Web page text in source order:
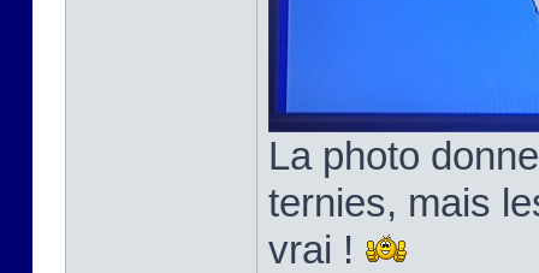
La photo
ternies, mais
vrai !